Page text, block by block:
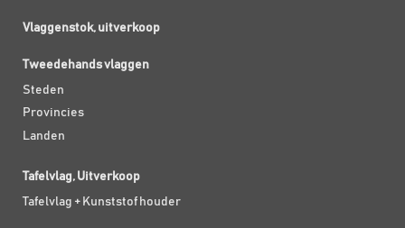
Vlaggenstok, uitverkoop
Tweedehands vlaggen
Steden
Provincies
Landen
Tafelvlag, Uitverkoop
Tafelvlag + Kunststof houder